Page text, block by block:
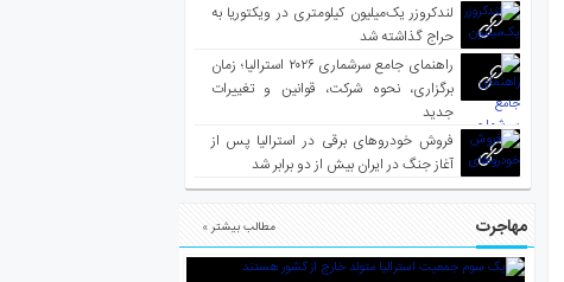
لندکروزر یک‌میلیون کیلومتری در ویکتوریا به
حراج گذاشته شد
راهنمای جامع سرشماری ۲۰۲۶ استرالیا؛ زمان
برگزاری، نحوه شرکت، قوانین و تغییرات
جدید
فروش خودروهای برقی در استرالیا پس از
آغاز جنگ در ایران بیش از دو برابر شد
مهاجرت مطالب بیشتر »